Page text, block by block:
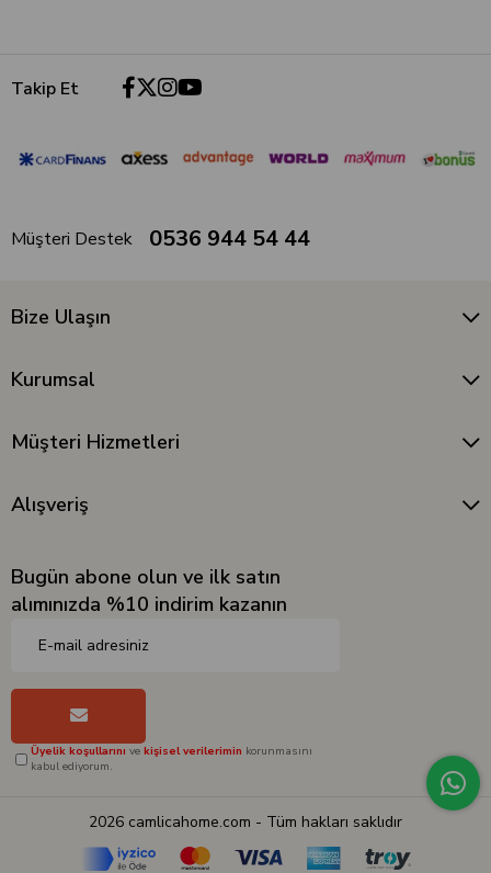
Takip Et
Müşteri Destek 0536 944 54 44
Bize Ulaşın
Kurumsal
Müşteri Hizmetleri
Alışveriş
Bugün abone olun ve ilk satın
alımınızda %10 indirim kazanın
Üyelik koşullarını ve kişisel verilerimin korunmasını
kabul ediyorum.
2026 camlicahome.com - Tüm hakları saklıdır